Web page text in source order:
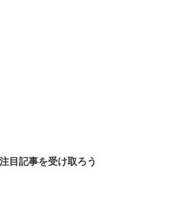
目記事を受け取ろう